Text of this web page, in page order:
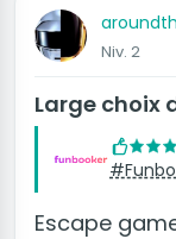
Niv. 2
Large choix
Escape